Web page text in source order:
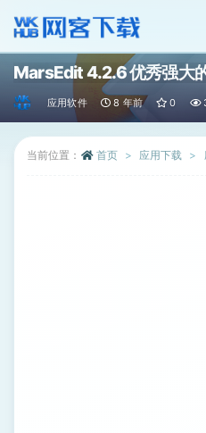
MarsEdit 4.2.6 优秀强大
应用软件 8 年前 0
当前位置： 首页 应用下载
全部